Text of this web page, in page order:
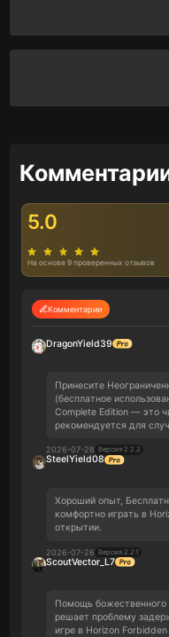
5.0
На основе 9 проверенных отзывов
Комментарии
DragonYield39
Принесите
(бесплатное
Complete Edition — это
рекомендуется для
2026-07-28 Версия 2.2.2
SteelYield08
Хороший опыт,
комфортно играть в
открытии.
2026-07-26 Версия 2.2.1
ScoutVector_L7
Помощь божественного
решает проблему
игре в Horizon